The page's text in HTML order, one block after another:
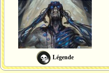
Légende